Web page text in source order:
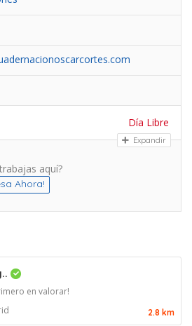
Día Libre
Expandir
aquí?
Ahora!
en valorar!
2.8 km